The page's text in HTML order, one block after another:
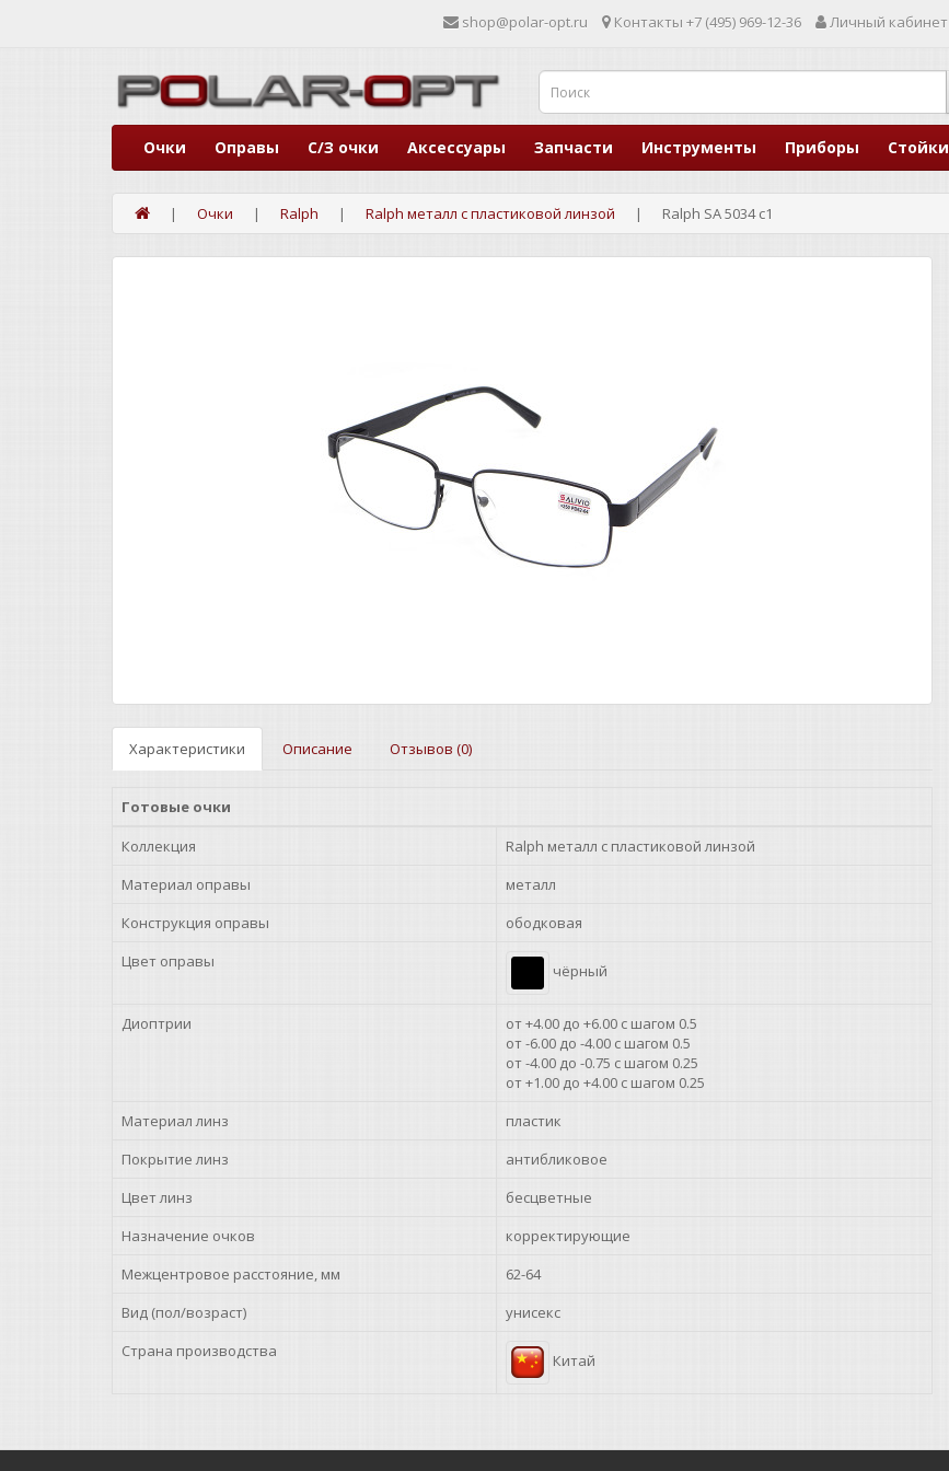
shop@polar-opt.ru Контакты +7 (495) 969-12-36 Личный кабинет
Очки Оправы С/З очки Аксессуары Запчасти Инструменты Приборы Стойки
Очки Ralph Ralph металл с пластиковой линзой Ralph SA 5034 c1
Характеристики Описание Отзывов (0)
Готовые очки
Коллекция
Ralph металл с пластиковой линзой
Материал оправы
металл
Конструкция оправы
ободковая
Цвет оправы
чёрный
Диоптрии
от +4.00 до +6.00 с шагом 0.5
от -6.00 до -4.00 с шагом 0.5
от -4.00 до -0.75 с шагом 0.25
от +1.00 до +4.00 с шагом 0.25
Материал линз
пластик
Покрытие линз
антибликовое
Цвет линз
бесцветные
Назначение очков
корректирующие
Межцентровое расстояние, мм
62-64
Вид (пол/возраст)
унисекс
Страна производства
Китай